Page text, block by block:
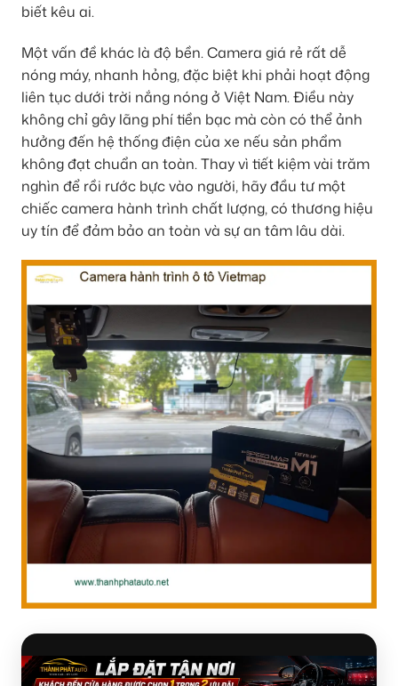
biết kêu ai.
Một vấn đề khác là độ bền. Camera giá rẻ rất dễ
nóng máy, nhanh hỏng, đặc biệt khi phải hoạt động
liên tục dưới trời nắng nóng ở Việt Nam. Điều này
không chỉ gây lãng phí tiền bạc mà còn có thể ảnh
hưởng đến hệ thống điện của xe nếu sản phẩm
không đạt chuẩn an toàn. Thay vì tiết kiệm vài trăm
nghìn để rồi rước bực vào người, hãy đầu tư một
chiếc camera hành trình chất lượng, có thương hiệu
uy tín để đảm bảo an toàn và sự an tâm lâu dài.